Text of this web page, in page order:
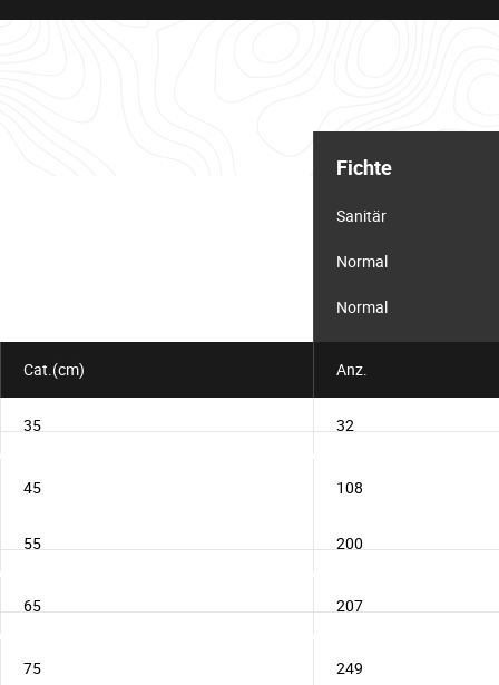
Fichte
Sanitär
Normal
Normal
Cat.(cm) Anz.
35 32
45 108
55 200
65 207
75 249